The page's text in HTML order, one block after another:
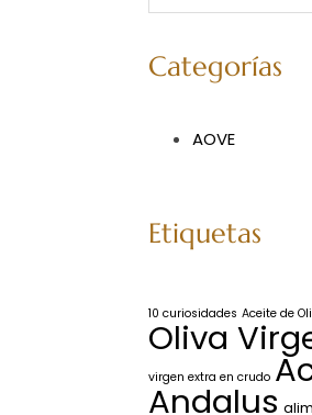
Categorías
AOVE
Etiquetas
10 curiosidades Aceite de
Oliva
virgen extra en crudo
Andalus